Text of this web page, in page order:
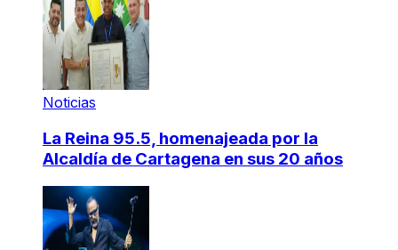
Noticias
La Reina 95.5, homenajeada por la
Alcaldía de Cartagena en sus 20 años